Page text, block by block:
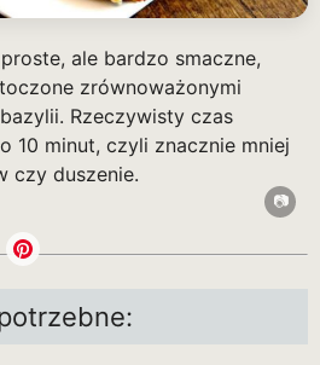
ale bardzo smaczne,
zrównoważonymi
Rzeczywisty czas
10 minut, czyli znacznie mniej
czy duszenie.